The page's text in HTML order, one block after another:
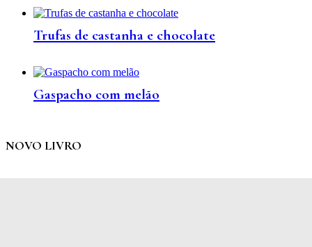
Trufas de castanha e chocolate
Gaspacho com melão
NOVO LIVRO